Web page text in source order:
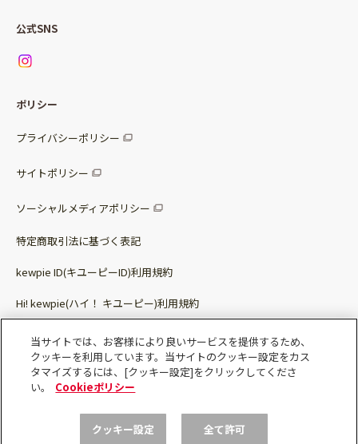
パッケージサラダ
惣菜サラダ
調味料
ベビー・幼児食
その他（カレーなど）
お問い合わせ
公式SNS
ポリシー
プライバシーポリシー
サイトポリシー
ソーシャルメディアポリシー
特定商取引法に基づく表記
kewpie ID(キユーピーID)利用規約
Hi! kewpie(ハイ！ キユーピー)利用規約
Qummy(キユーミー)利用規約​
Copyright © Kewpie Corporation All rights reserved.
当サイトでは、お客様により良いサービスを提供するため、
クッキーを利用しています。当サイトのクッキー設定をカス
タマイズするには、[クッキー設定]をクリックしてくださ
い。
Cookieポリシー
クッキー設定 全て許可